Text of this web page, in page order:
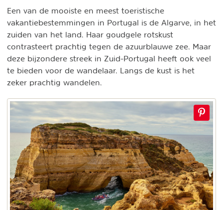
Een van de mooiste en meest toeristische
vakantiebestemmingen in Portugal is de Algarve, in het
zuiden van het land. Haar goudgele rotskust
contrasteert prachtig tegen de azuurblauwe zee. Maar
deze bijzondere streek in Zuid-Portugal heeft ook veel
te bieden voor de wandelaar. Langs de kust is het
zeker prachtig wandelen.